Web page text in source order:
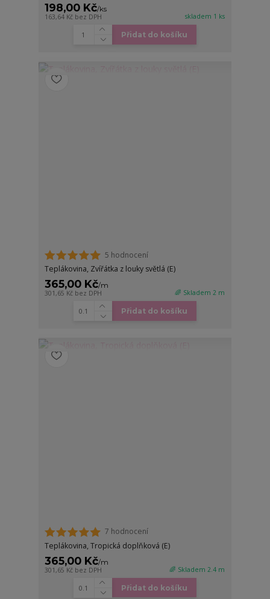
198,00 Kč/ks
163,64 Kč bez DPH skladem 1 ks
Přidat do košíku
5 hodnocení
Teplákovina, Zvířátka z louky světlá (E)
365,00 Kč/m
301,65 Kč bez DPH 🌈 Skladem 2 m
Přidat do košíku
7 hodnocení
Teplákovina, Tropická doplňková (E)
365,00 Kč/m
301,65 Kč bez DPH 🌈 Skladem 2.4 m
Přidat do košíku